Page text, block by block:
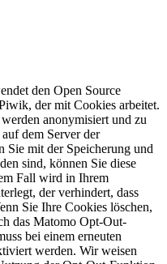
den Open Source
der mit Cookies arbeitet.
anonymisiert und zu
dem Server der
Sie mit der Speicherung und
sind, können Sie diese
Fall wird in Ihrem
der verhindert, dass
Sie Ihre Cookies löschen,
das Matomo Opt-Out-
bei einem erneuten
werden. Wir weisen